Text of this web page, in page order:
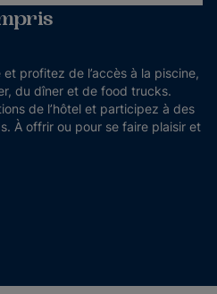
profitez de l’accès à la piscine,
du dîner et de food trucks.
de l’hôtel et participez à des
À offrir ou pour se faire plaisir et